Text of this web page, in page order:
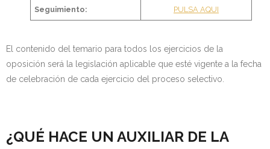
Seguimiento: PULSA AQUI
El contenido del temario para todos los ejercicios de la
oposición será la legislación aplicable que esté vigente a la fecha
de celebración de cada ejercicio del proceso selectivo.
¿QUÉ HACE UN AUXILIAR DE LA